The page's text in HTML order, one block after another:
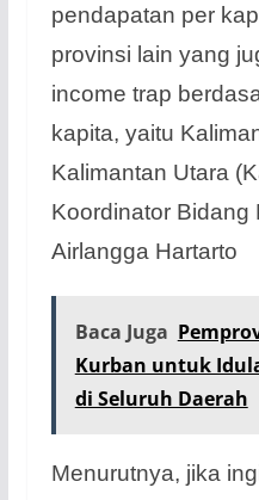
pendapatan per
provinsi lain yang
income trap
kapita, yaitu
Kalimantan Utara
Koordinator Bidang
Airlangga Hartarto
Baca Juga
Kurban untuk
di Seluruh Daerah
Menurutnya, jika